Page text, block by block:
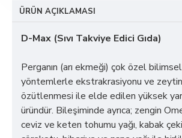
ÜRÜN AÇIKLAMASI
D-Max (Sıvı Takviye Edici Gıda)
Perganın (arı ekmeği) çok özel
yöntemlerle ekstrakrasiyonu ve
özütlenmesi ile elde edilen yüksek
üründür. Bileşiminde ayrıca; zengin
ceviz ve keten tohumu yağı, kabak